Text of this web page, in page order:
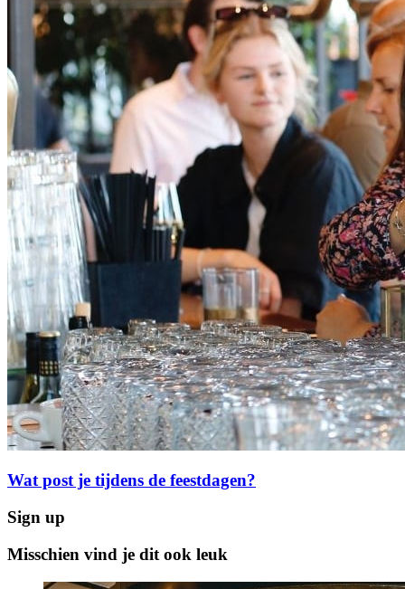
Wat post je tijdens de feestdagen?
Sign up
Misschien vind je dit ook leuk